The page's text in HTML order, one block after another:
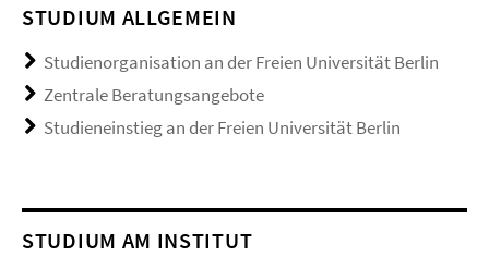
STUDIUM ALLGEMEIN
Studienorganisation an der Freien Universität Berlin
Zentrale Beratungsangebote
Studieneinstieg an der Freien Universität Berlin
STUDIUM AM INSTITUT